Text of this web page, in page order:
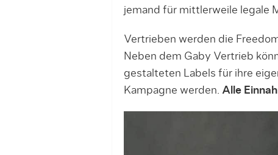
jemand für mittlerweile legale
Vertrieben werden die
Neben dem Gaby Vertrieb
gestalteten Labels für ihre
Kampagne werden. Alle